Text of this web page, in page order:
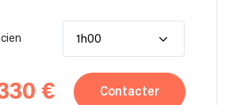
1h00
€ Contacter